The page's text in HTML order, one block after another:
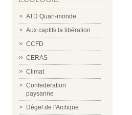
ATD Quart-monde
Aux captifs la libération
CCFD
CERAS
Climat
Confederation
paysanne
Dégel de l'Arctique